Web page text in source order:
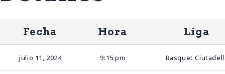
Fecha Hora Liga
julio 11, 2024 9:15 pm Basquet